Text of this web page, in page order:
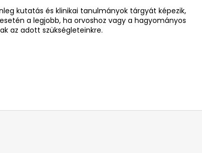
kutatás és klinikai tanulmányok tárgyát képezik,
a legjobb, ha orvoshoz vagy a hagyományos
az adott szükségleteinkre.